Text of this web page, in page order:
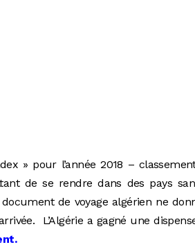
» pour l’année 2018 –
de se rendre dans des pays
de voyage algérien ne
L’Algérie a gagné une